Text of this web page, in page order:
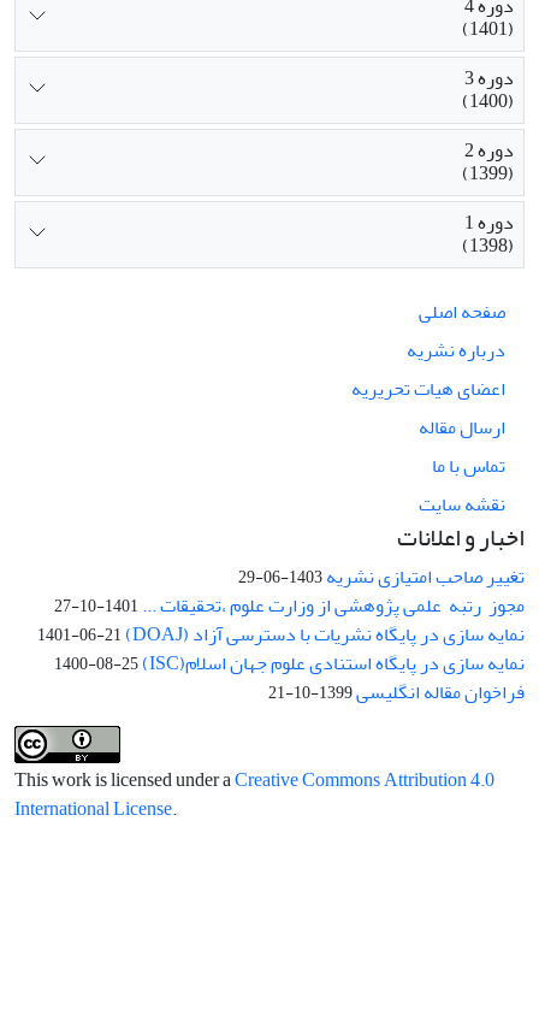
(1401)
دوره 3
(1400)
دوره 2
(1399)
دوره 1
(1398)
صفحه اصلی
درباره نشریه
اعضای هیات تحریریه
ارسال مقاله
تماس با ما
نقشه سایت
اخبار و اعلانات
تغییر صاحب امتیازی نشریه1403-06-29
مجوز رتبه علمی پژوهشی از وزارت علوم ،تحقیقات ...1401-10-27
نمایه سازی در پایگاه نشریات با دسترسی آزاد (DOAJ) 1401-06-21
نمایه سازی در پایگاه استنادی علوم جهان اسلام(ISC) 1400-08-25
فراخوان مقاله انگلیسی1399-10-21
This work is licensed under aCreative Commons Attribution 4.0
International License.